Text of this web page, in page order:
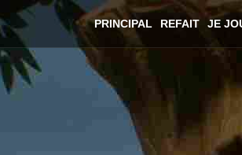
PRINCIPAL REFAIT JE